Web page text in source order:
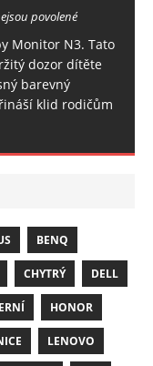
povolené
Monitor N3. Tato
dozor dítěte
barevný
klid rodičům
BENQ
CHYTRÝ DELL
HONOR
LENOVO